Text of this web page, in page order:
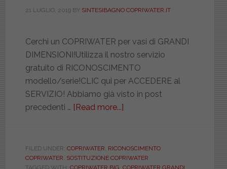
copriwater?
21 LUGLIO, 2019BY SINTESIBAGNO COPRIWATER.IT
Cerchi un COPRIWATER per vasi di GRANDI
DIMENSIONI!Utilizza il nostro servizio
gratuito di RICONOSCIMENTO
modello/serie!CLIC qui per ACCEDERE al
SERVIZIO! Abbiamo già visto in post
precedenti … [Read more...]
linee
moderne
FILED UNDER: COPRIWATER, RICONOSCIMENTO
COPRIWATER, SOSTITUZIONE COPRIWATER
TAGGED WITH: COPRIWATER BIG, COPRIWATER GRANDI